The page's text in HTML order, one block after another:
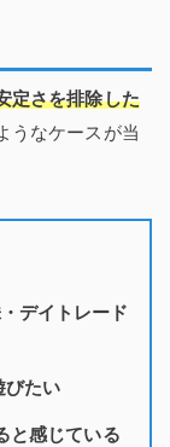
定さを排除した
うなケースが当
デイトレード
びたい
と感じている